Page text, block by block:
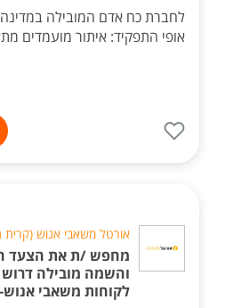
לחברת כח אדם המובילה
אופי התפקיד: איתור מועמדים
אורטל משאבי אנוש (קרית
מחפש /ת את הצעד
והשמה מובילה
לקוחות משאבי